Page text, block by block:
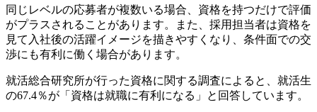
同じレベルの応募者が複数いる場合、資格を持つだけで評価
がプラスされることがあります。また、採用担当者は資格を
見て 入社後の活躍イメージを描きやすくなり、条件面での交
渉にも有利に働く 場合があります。
就活総合研究所が行った資格に関する調査によると、就活生
の67.4％が「資格は就職に有利になる」と回答しています。